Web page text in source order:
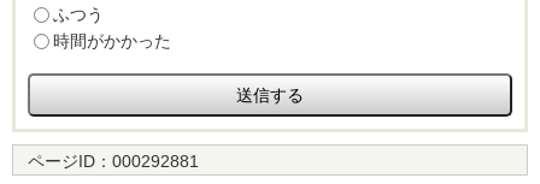
ふつう
時間がかかった
ページID： 000292881